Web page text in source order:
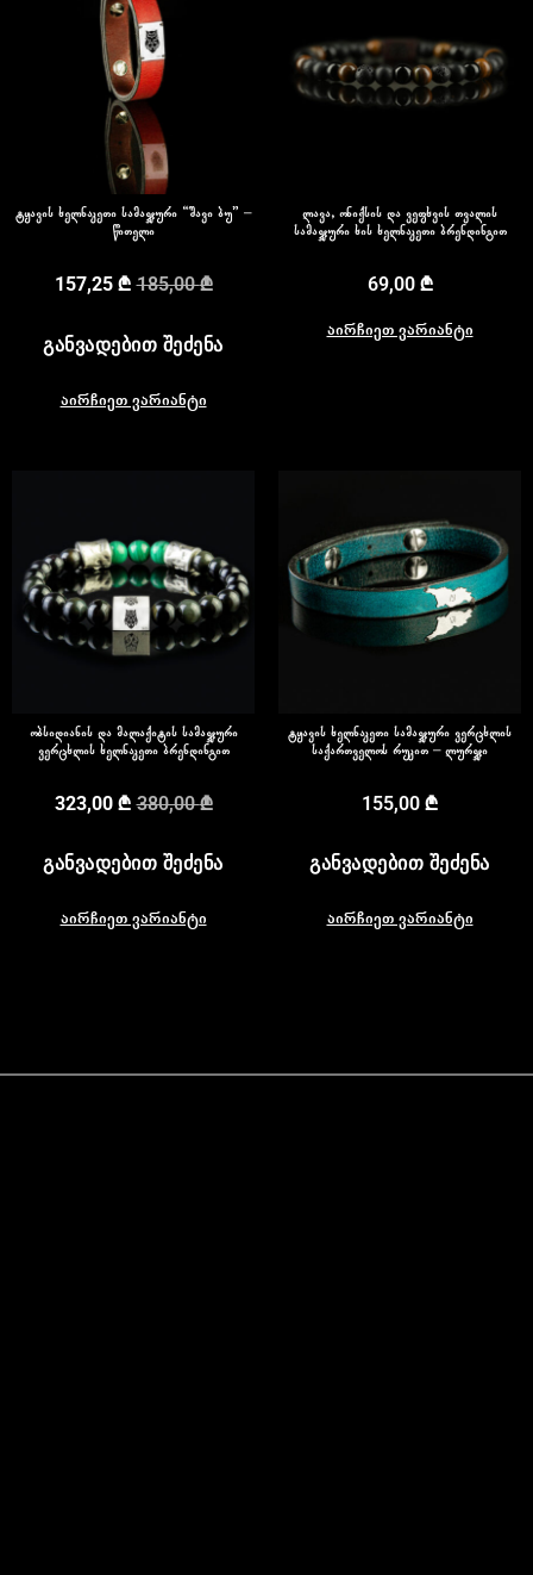
ტყავის ხელნაკეთი სამაჯური “შავი ბუ” –
წითელი
185,00₾
157,25 ₾
ᲒᲐᲜᲕᲐᲓᲔᲑᲘᲗ ᲨᲔᲫᲔᲜᲐ
აირჩიეთ ვარიანტი
ლავა, ონიქსის და ვეფხვის თვალის
სამაჯური ხის ხელნაკეთი ბრენდინგით
69,00 ₾
აირჩიეთ ვარიანტი
ობსიდიანის და მალაქიტის სამაჯური
ვერცხლის ხელნაკეთი ბრენდინგით
380,00₾
323,00 ₾
ᲒᲐᲜᲕᲐᲓᲔᲑᲘᲗ ᲨᲔᲫᲔᲜᲐ
აირჩიეთ ვარიანტი
ტყავის ხელნაკეთი სამაჯური ვერცხლის
საქართველოს რუკით – ლურჯი
155,00 ₾
ᲒᲐᲜᲕᲐᲓᲔᲑᲘᲗ ᲨᲔᲫᲔᲜᲐ
აირჩიეთ ვარიანტი